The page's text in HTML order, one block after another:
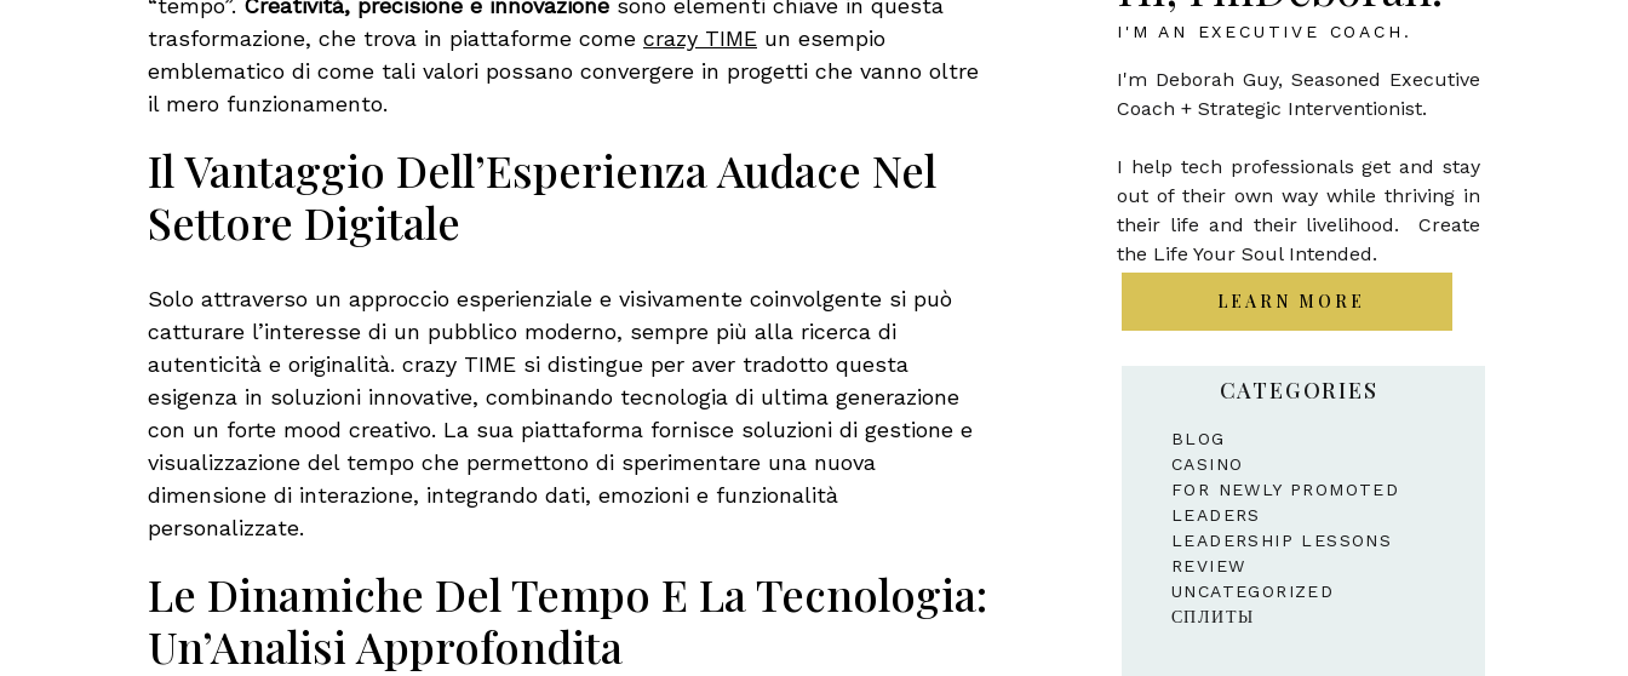
I'M AN EXECUTIVE COACH.
I'm Deborah Guy, Seasoned Executive
Coach + Strategic Interventionist.
I help tech professionals get and stay
out of their own way while thriving in
their life and their livelihood. Create
the Life Your Soul Intended.
CATEGORIES
BLOG
CASINO
FOR NEWLY PROMOTED
LEADERS
LEADERSHIP LESSONS
REVIEW
UNCATEGORIZED
СПЛИТЫ
LEARN MORE
“tempo”. Creatività, precisione e innovazione sono elementi chiave in questa
trasformazione, che trova in piattaforme come crazy TIME un esempio
emblematico di come tali valori possano convergere in progetti che vanno oltre
il mero funzionamento.
Il Vantaggio Dell’Esperienza Audace Nel
Settore Digitale
Solo attraverso un approccio esperienziale e visivamente coinvolgente si può
catturare l’interesse di un pubblico moderno, sempre più alla ricerca di
autenticità e originalità. crazy TIME si distingue per aver tradotto questa
esigenza in soluzioni innovative, combinando tecnologia di ultima generazione
con un forte mood creativo. La sua piattaforma fornisce soluzioni di gestione e
visualizzazione del tempo che permettono di sperimentare una nuova
dimensione di interazione, integrando dati, emozioni e funzionalità
personalizzate.
Le Dinamiche Del Tempo E La Tecnologia:
Un’Analisi Approfondita